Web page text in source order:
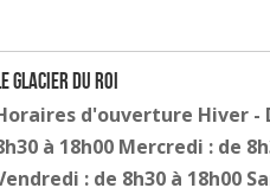
Glacier du Roi
d'ouverture Hiver -
à 18h00 Mercredi : de
: de 8h30 à 18h00